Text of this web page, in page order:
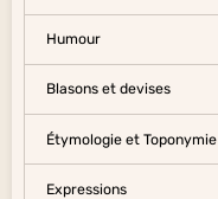
Humour
Blasons et devises
Étymologie et Toponymie
Expressions